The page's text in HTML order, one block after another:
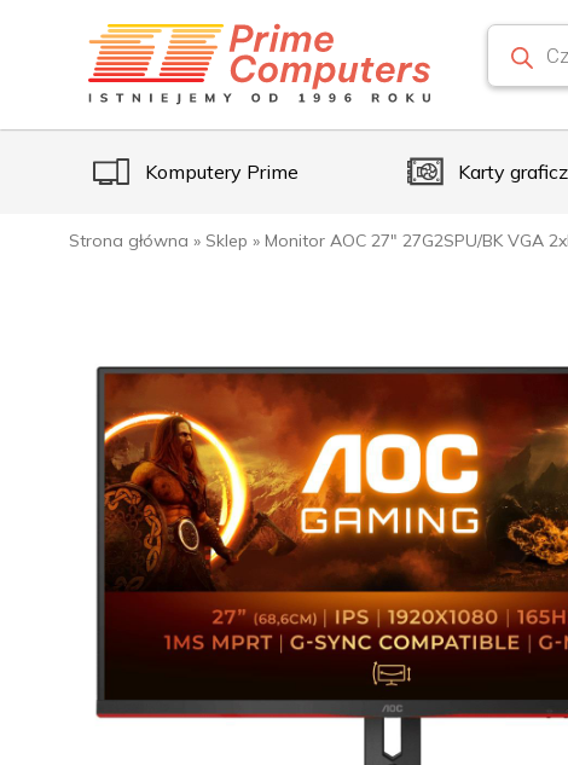
Komputery Prime Karty
Strona główna » Sklep » Monitor AOC 27″ 27G2SPU/BK VGA